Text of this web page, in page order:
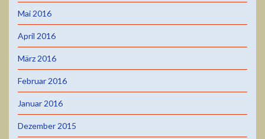
Mai 2016
April 2016
März 2016
Februar 2016
Januar 2016
Dezember 2015